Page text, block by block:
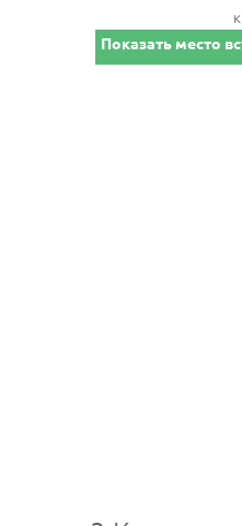
Показать место